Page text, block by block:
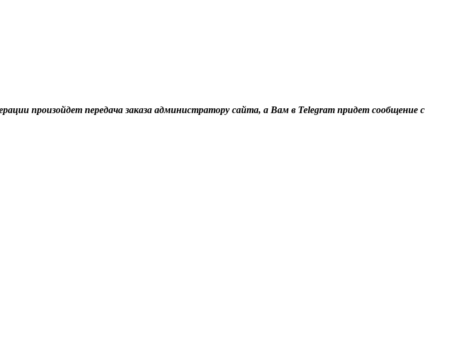
произойдет передача заказа администратору сайта, а Вам в Telegram придет сообщение с